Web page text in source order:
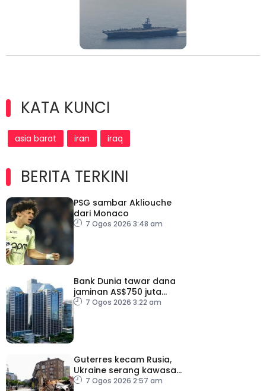
KATA KUNCI
asia barat iran iraq
BERITA TERKINI
PSG sambar Akliouche
dari Monaco
7 Ogos 2026 3:48 am
Bank Dunia tawar dana
jaminan AS$750 juta
kepada Indonesia bantu
7 Ogos 2026 3:22 am
Guterres kecam Rusia,
Ukraine serang kawasan
awam7 Ogos 2026 2:57 am